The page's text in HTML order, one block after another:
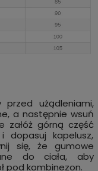
przed użądleniami,
a następnie wsuń
załóż górną część
dopasuj kapelusz,
się, że gumowe
do ciała, aby
pod kombinezon.